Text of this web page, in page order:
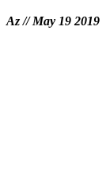
Az // May 19 2019